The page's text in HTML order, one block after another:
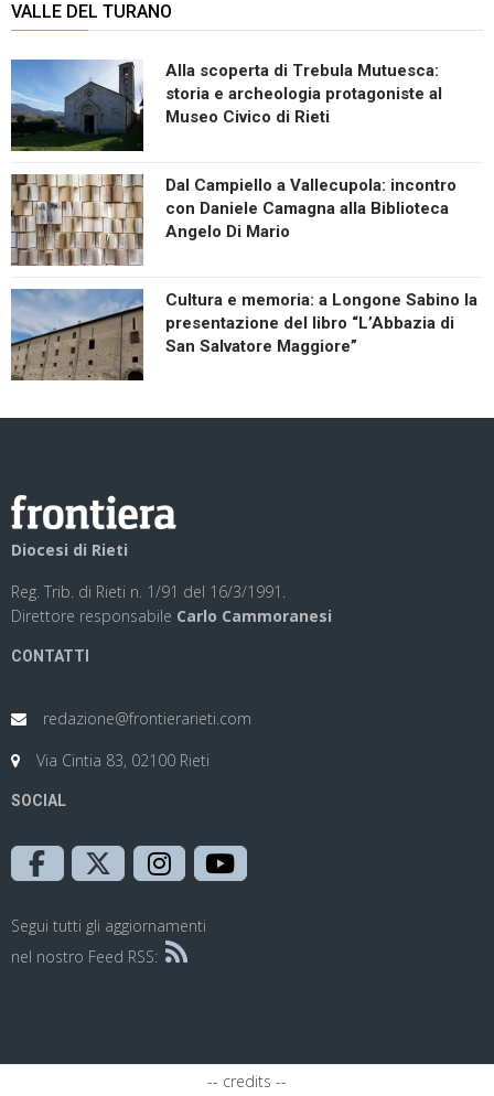
VALLE DEL TURANO
Alla scoperta di Trebula Mutuesca:
storia e archeologia protagoniste al
Museo Civico di Rieti
Dal Campiello a Vallecupola: incontro
con Daniele Camagna alla Biblioteca
Angelo Di Mario
Cultura e memoria: a Longone Sabino la
presentazione del libro “L’Abbazia di
San Salvatore Maggiore”
Diocesi di Rieti
Reg. Trib. di Rieti n. 1/91 del 16/3/1991.
Direttore responsabile Carlo Cammoranesi
CONTATTI
redazione@frontierarieti.com
Via Cintia 83, 02100 Rieti
SOCIAL
Segui tutti gli aggiornamenti
nel nostro Feed RSS:
-- credits --